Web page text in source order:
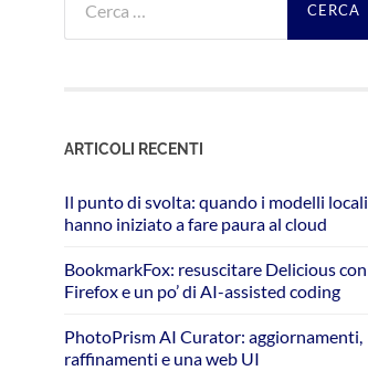
per:
ARTICOLI RECENTI
Il punto di svolta: quando i modelli locali
hanno iniziato a fare paura al cloud
BookmarkFox: resuscitare Delicious con
Firefox e un po’ di AI-assisted coding
PhotoPrism AI Curator: aggiornamenti,
raffinamenti e una web UI